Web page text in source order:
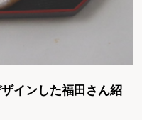
インした福田さん紹